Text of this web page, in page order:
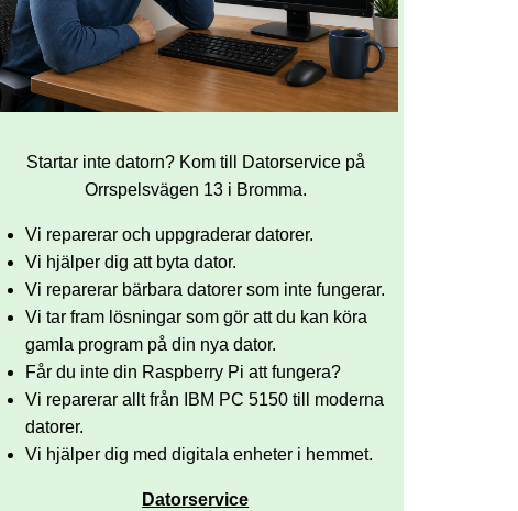
Startar inte datorn? Kom till Datorservice på
Orrspelsvägen 13 i Bromma.
Vi reparerar och uppgraderar datorer.
Vi hjälper dig att byta dator.
Vi reparerar bärbara datorer som inte fungerar.
Vi tar fram lösningar som gör att du kan köra
gamla program på din nya dator.
Får du inte din Raspberry Pi att fungera?
Vi reparerar allt från IBM PC 5150 till moderna
datorer.
Vi hjälper dig med digitala enheter i hemmet.
Datorservice